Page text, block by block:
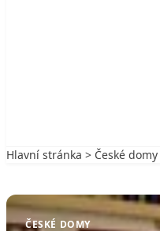
Hlavní stránka > České domy
ČESKÉ DOMY